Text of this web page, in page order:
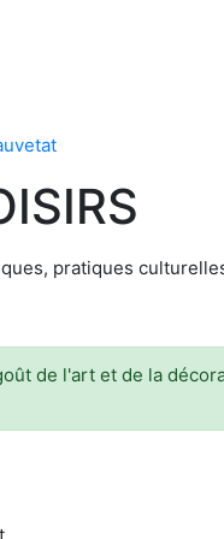
pratiques
de l'art et de la